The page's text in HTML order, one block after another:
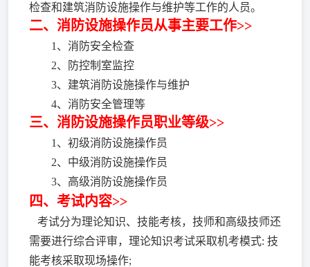
检查和建筑消防设施操作与维护等工作的人员。
二、消防设施操作员从事主要工作>>
1、消防安全检查
2、防控制室监控
3、建筑消防设施操作与维护
4、消防安全管理等
三、消防设施操作员职业等级>>
1、初级消防设施操作员
2、中级消防设施操作员
3、高级消防设施操作员
四、考试内容>>
考试分为理论知识、技能考核，技师和高级技师还
需要进行综合评审，理论知识考试采取机考模式: 技
能考核采取现场操作;